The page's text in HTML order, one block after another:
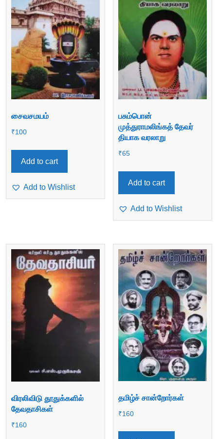
சைவசமயம்
₹100
Add to cart
Add to Wishlist
பசும்பொன்
முத்துராமலிங்கத் தேவர்
தியாக வரலாறு
₹65
Add to cart
Add to Wishlist
விரலிவிடு தூதுக்களில்
தேவதாசிகள்
₹160
தமிழ்ச் சான்றோர்கள்
₹160